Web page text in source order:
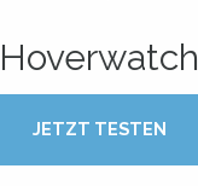
Hoverwatch
JETZT TESTEN